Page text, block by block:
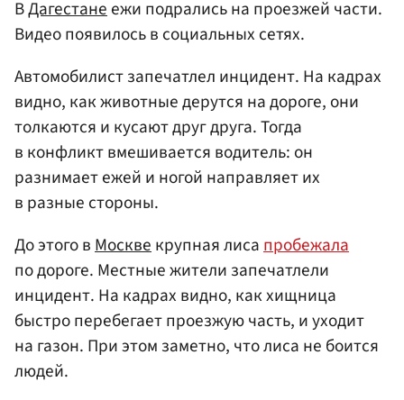
ВДагестанеежи подрались на проезжей части.
Видео появилось в социальных сетях.
Автомобилист запечатлел инцидент. На кадрах
видно, как животные дерутся на дороге, они
толкаются и кусают друг друга. Тогда
в конфликт вмешивается водитель: он
разнимает ежей и ногой направляет их
в разные стороны.
До этого вМосквекрупная лисапробежала
по дороге. Местные жители запечатлели
инцидент. На кадрах видно, как хищница
быстро перебегает проезжую часть, и уходит
на газон. При этом заметно, что лиса не боится
людей.